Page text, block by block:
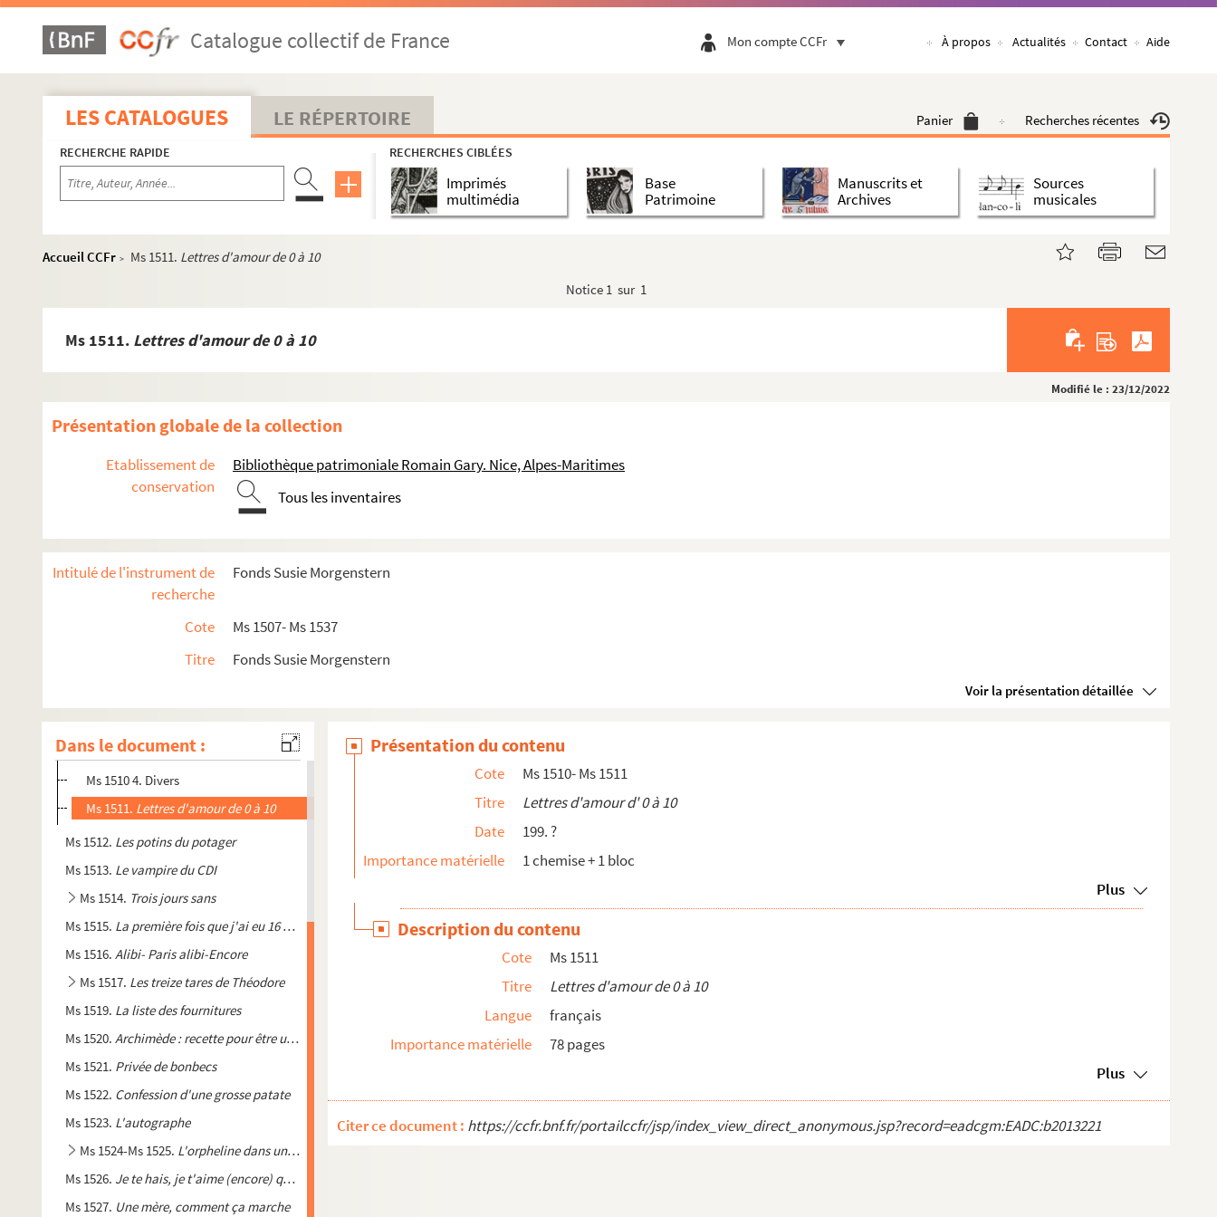
Catalogue collectif de France Mon compte CCFr À propos Actualités Contact Aide
LES CATALOGUES LE RÉPERTOIRE Panier Recherches récentes
RECHERCHE RAPIDE RECHERCHES CIBLÉES
Imprimés
multimédia
Base
Patrimoine
Manuscrits et
Archives
Sources
musicales
Accueil CCFr > Ms 1511. Lettres d'amour de 0 à 10
Notice 1 sur 1
Ms 1511. Lettres d'amour de 0 à 10
Modifié le : 23/12/2022
Présentation globale de la collection
Etablissement de
conservation
Bibliothèque patrimoniale Romain Gary. Nice, Alpes-Maritimes
Tous les inventaires
Intitulé de l'instrument de
recherche
Fonds Susie Morgenstern
Cote
Ms 1507- Ms 1537
Titre
Fonds Susie Morgenstern
Voir la présentation détaillée
Dans le document :
Ms 1507.Margot Mégalo
Ms 1508. Manuscrits
Lettres d'amour d' 0 à 10
Ernest, Victoria
Ms 1510 3.Lettre morte
Ms 1510 4.Chapitre 17
Ms 1510 4. Divers
Ms 1511. Lettres d'amour de 0 à 10
Ms 1512. Les potins du potager
Ms 1513. Le vampire du CDI
Ms 1514. Trois jours sans
Ms 1515. La première fois que j'ai eu 16 ans
Ms 1516. Alibi- Paris alibi-Encore
Ms 1517. Les treize tares de Théodore
Ms 1519. La liste des fournitures
Ms 1520. Archimède : recette pour être un génie
Ms 1521. Privée de bonbecs
Ms 1522. Confession d'une grosse patate
Ms 1523. L'autographe
Ms 1524-Ms 1525. L'orpheline dans un arbre
Ms 1526. Je te hais, je t'aime (encore) quand même
Ms 1527. Une mère, comment ça marche
Présentation du contenu
Cote
Ms 1510- Ms 1511
Titre
Lettres d'amour d' 0 à 10
Date
199. ?
Importance matérielle
1 chemise + 1 bloc
Plus
Description du contenu
Cote
Ms 1511
Titre
Lettres d'amour de 0 à 10
Langue
français
Importance matérielle
78 pages
Plus
Citer ce document : https://ccfr.bnf.fr/portailccfr/jsp/index_view_direct_anonymous.jsp?record=eadcgm:EADC:b2013221